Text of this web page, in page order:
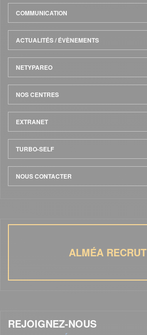
COMMUNICATION
ACTUALITÉS / ÉVÈNEMENTS
NETYPAREO
NOS CENTRES
EXTRANET
TURBO-SELF
NOUS CONTACTER
ALMÉA
REJOIGNEZ-NOUS